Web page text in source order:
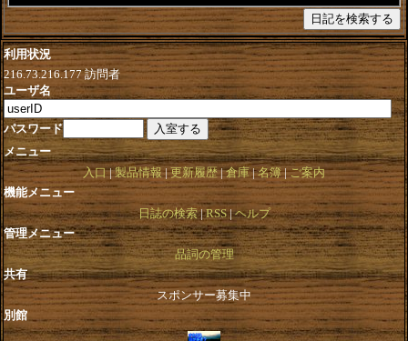
利用状況
216.73.216.177訪問者
ユーザ名
パスワード
メニュー
入口 製品情報 更新履歴 倉庫 名簿 ご案内
機能メニュー
日誌の検索 RSS ヘルプ
管理メニュー
品詞の管理
共有
スポンサー募集中
別館